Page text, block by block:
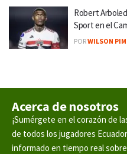
Robert
Sport en el
PORWILSON
Acerca de nosotros
¡Sumérgete en el corazón de
de todos los jugadores
informado en tiempo real